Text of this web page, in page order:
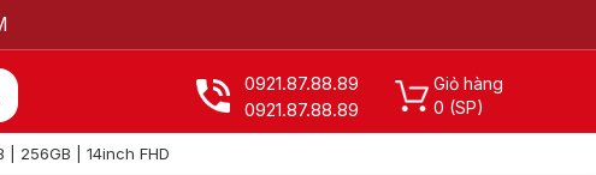
Giỏ hàng
0 (SP)
0921.87.88.89
0921.87.88.89
256GB | 14inch FHD